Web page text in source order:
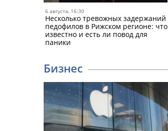
6 августа, 16:30
Несколько тревожных задержаний
педофилов в Рижском регионе: что
известно и есть ли повод для
паники
Бизнес